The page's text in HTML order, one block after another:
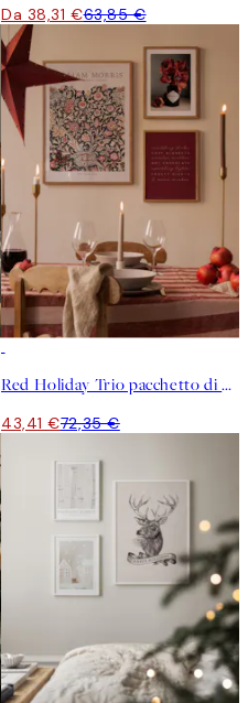
Da 38,31 €63,85 €
Red Holiday Trio pacchetto di poster
43,41 €72,35 €